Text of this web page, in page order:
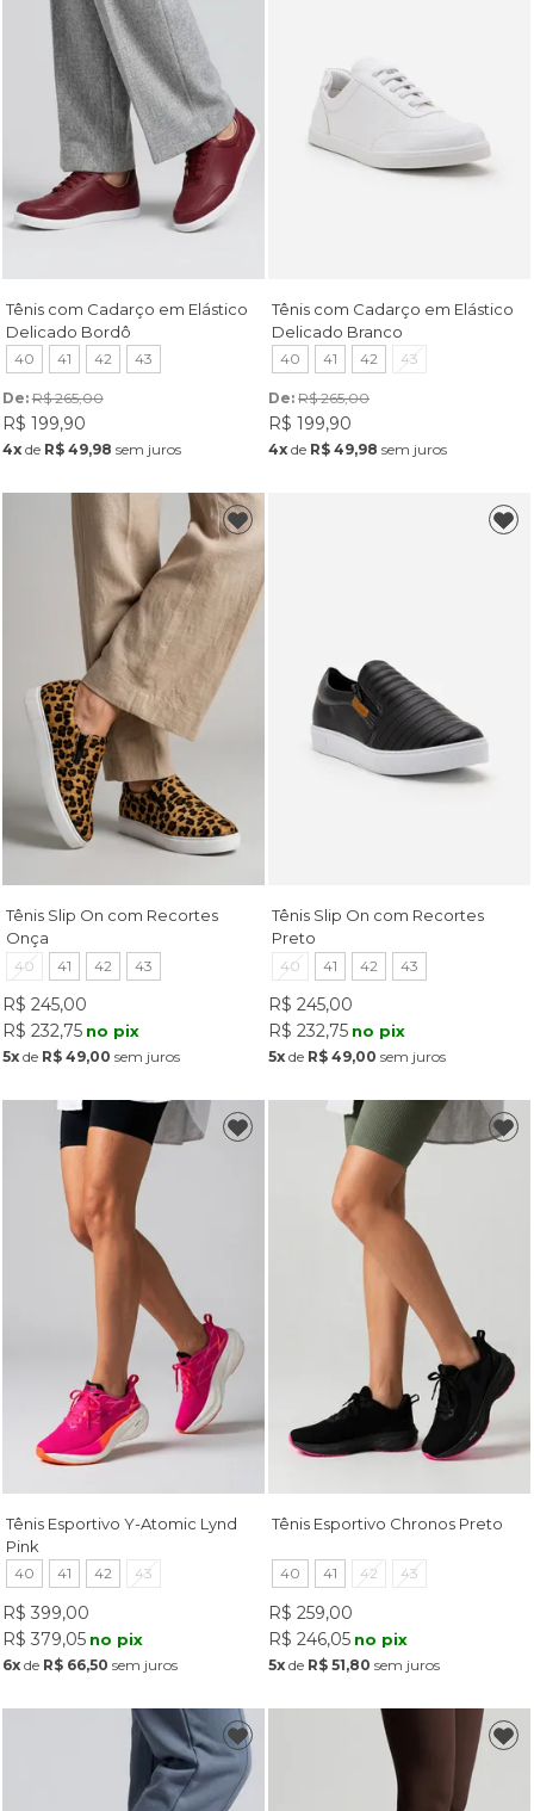
Tênis com Cadarço em Elástico
Delicado Bordô
40 41 42 43
De: R$ 265,00
R$ 199,90
4xde R$ 49,98 sem juros
Tênis com Cadarço em Elástico
Delicado Branco
40 41 42 43
De: R$ 265,00
R$ 199,90
4x de R$ 49,98 sem juros
Tênis Slip On com Recortes
Onça
40 41 42 43
R$ 245,00
R$ 232,75 no pix
5xde R$ 49,00 sem juros
Tênis Slip On com Recortes
Preto
40 41 42 43
R$ 245,00
R$ 232,75 no pix
5x de R$ 49,00 sem juros
Tênis Esportivo Y-Atomic Lynd
Pink
40 41 42 43
R$ 399,00
R$ 379,05 no pix
6xde R$ 66,50 sem juros
Tênis Esportivo Chronos Preto
40 41 42 43
R$ 259,00
R$ 246,05 no pix
5x de R$ 51,80 sem juros